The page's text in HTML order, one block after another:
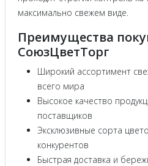
максимально свежем виде.
Преимущества
СоюзЦветТорг
Широкий ассортимент
всего мира
Высокое качество
поставщиков
Эксклюзивные сорта
конкурентов
Быстрая доставка и